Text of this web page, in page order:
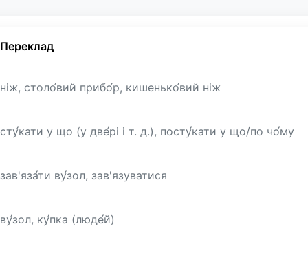
Переклад
ніж, столо́вий прибо́р, кишенько́вий ніж
сту́кати у що (у две́рі і т. д.), посту́кати у що/по чо́му
зав'яза́ти ву́зол, зав'язуватися
ву́зол, ку́пка (люде́й)